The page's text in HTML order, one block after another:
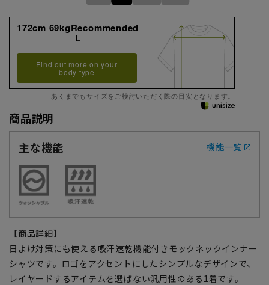
172cm 69kgRecommended
L
Find out more on your
body type
あくまでもサイズをご検討いただく際の目安となります。
商品説明
主な機能
機能一覧
【商品詳細】
日よけ対策にも使える吸汗速乾機能付きモックネックインナー
シャツです。ロゴをアクセントにしたシンプルなデザインで、
レイヤードするアイテムを選ばない汎用性のある1着です。